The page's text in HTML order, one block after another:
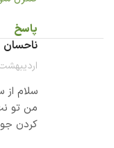
پاسخ
ناحسان
اردیبهشت 6, 1401 در 3:27
سلام از
من تو
کردن